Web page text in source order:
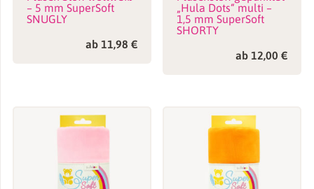
– 5 mm SuperSoft
SNUGLY
ab 11,98 €
„Hula Dots“ multi –
1,5 mm SuperSoft
SHORTY
ab 12,00€